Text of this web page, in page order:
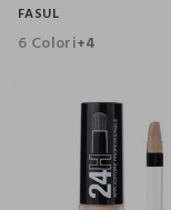
FASUL
6 Colori+4